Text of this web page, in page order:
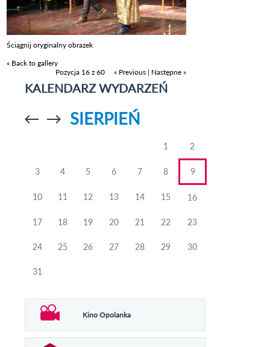
Ściągnij oryginalny obrazek
« Back to gallery
Pozycja 16 z 60
« Previous | Następne »
KALENDARZ WYDARZEŃ
Przejdź doPrzejdź do
SIERPIEŃ
1 2
3 4 5 6 7 8 9
10 11 12 13 14 15 16
17 18 19 20 21 22 23
24 25 26 27 28 29 30
31
Kino Opolanka